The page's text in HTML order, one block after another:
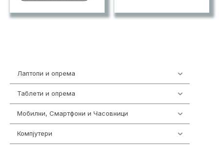
Лаптопи и опрема
Таблети и опрема
Мобилни, Смартфони и Часовници
Компјутери